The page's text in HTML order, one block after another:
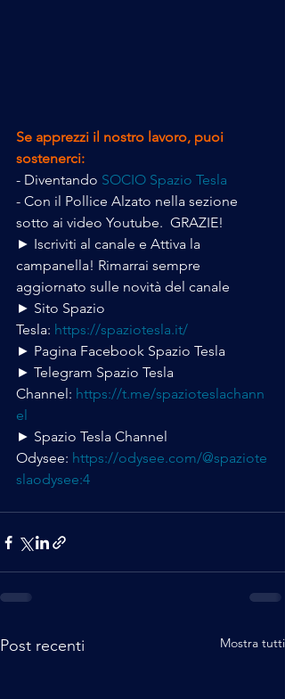
Se apprezzi il nostro lavoro, puoi
sostenerci:
- Diventando SOCIO Spazio Tesla
- Con il Pollice Alzato nella sezione
sotto ai video Youtube.  GRAZIE!
► Iscriviti al canale e Attiva la
campanella! Rimarrai sempre
aggiornato sulle novità del canale
► Sito Spazio
Tesla: https://spaziotesla.it/
► Pagina Facebook Spazio Tesla
► Telegram Spazio Tesla
Channel: https://t.me/spazioteslachann
el
► Spazio Tesla Channel
Odysee: https://odysee.com/@spaziote
slaodysee:4
Post recenti Mostra tutti